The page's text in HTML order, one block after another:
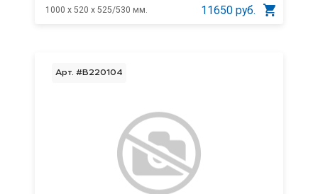
1000 x 520 x 525/530 мм. 11650 руб.
Арт. #B220104